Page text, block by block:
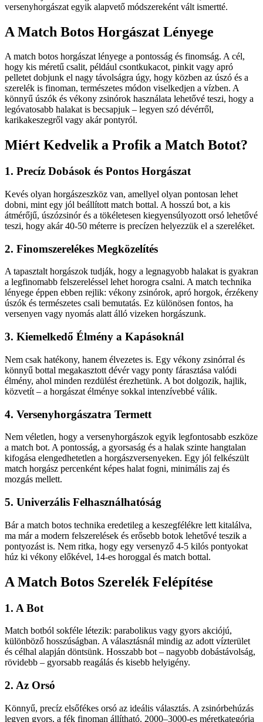
versenyhorgászat egyik alapvető módszereként vált ismertté.
A Match Botos Horgászat Lényege
A match botos horgászat lényege a pontosság és finomság. A cél,
hogy kis méretű csalit, például csontkukacot, pinkit vagy apró
pelletet dobjunk el nagy távolságra úgy, hogy közben az úszó és a
szerelék is finoman, természetes módon viselkedjen a vízben. A
könnyű úszók és vékony zsinórok használata lehetővé teszi, hogy a
legóvatosabb halakat is becsapjuk – legyen szó dévérről,
karikakeszegről vagy akár pontyról.
Miért Kedvelik a Profik a Match Botot?
1. Precíz Dobások és Pontos Horgászat
Kevés olyan horgászeszköz van, amellyel olyan pontosan lehet
dobni, mint egy jól beállított match bottal. A hosszú bot, a kis
átmérőjű, úszózsinór és a tökéletesen kiegyensúlyozott orsó lehetővé
teszi, hogy akár 40-50 méterre is precízen helyezzük el a szereléket.
2. Finomszerelékes Megközelítés
A tapasztalt horgászok tudják, hogy a legnagyobb halakat is gyakran
a legfinomabb felszereléssel lehet horogra csalni. A match technika
lényege éppen ebben rejlik: vékony zsinórok, apró horgok, érzékeny
úszók és természetes csali bemutatás. Ez különösen fontos, ha
versenyen vagy nyomás alatt álló vizeken horgászunk.
3. Kiemelkedő Élmény a Kapásoknál
Nem csak hatékony, hanem élvezetes is. Egy vékony zsinórral és
könnyű bottal megakasztott dévér vagy ponty fárasztása valódi
élmény, ahol minden rezdülést érezhetünk. A bot dolgozik, hajlik,
közvetít – a horgászat élménye sokkal intenzívebbé válik.
4. Versenyhorgászatra Termett
Nem véletlen, hogy a versenyhorgászok egyik legfontosabb eszköze
a match bot. A pontosság, a gyorsaság és a halak szinte hangtalan
kifogása elengedhetetlen a horgászversenyeken. Egy jól felkészült
match horgász percenként képes halat fogni, minimális zaj és
mozgás mellett.
5. Univerzális Felhasználhatóság
Bár a match botos technika eredetileg a keszegfélékre lett kitalálva,
ma már a modern felszerelések és erősebb botok lehetővé teszik a
pontyozást is. Nem ritka, hogy egy versenyző 4-5 kilós pontyokat
húz ki vékony előkével, 14-es horoggal és match bottal.
A Match Botos Szerelék Felépítése
1. A Bot
Match botból sokféle létezik: parabolikus vagy gyors akciójú,
különböző hosszúságban. A választásnál mindig az adott vízterület
és célhal alapján döntsünk. Hosszabb bot – nagyobb dobástávolság,
rövidebb – gyorsabb reagálás és kisebb helyigény.
2. Az Orsó
Könnyű, precíz elsőfékes orsó az ideális választás. A zsinórbehúzás
legyen gyors, a fék finoman állítható. 2000–3000-es méretkategória